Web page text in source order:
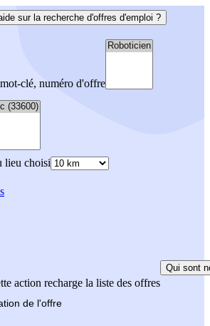
sur la recherche d'offres d'emploi ?
clé, numéro d'offre
lieu choisi
action recharge la liste des offres
Qui sont
de l'offre